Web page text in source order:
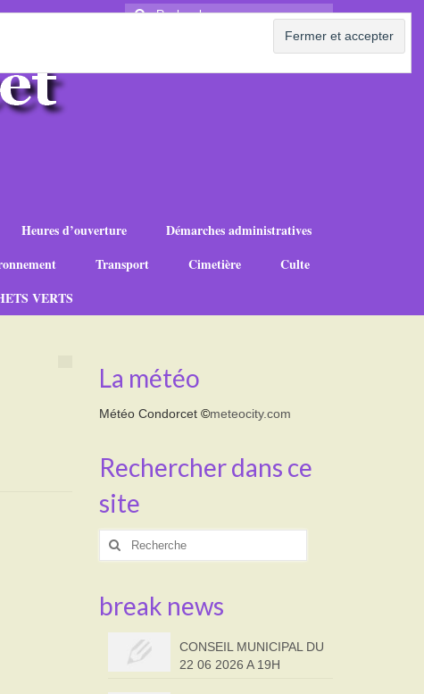
Rechercher
Heures d’ouverture
Démarches administratives
Transport Cimetière
Culte
VERTS
La météo
Météo Condorcet©meteocity.com
Rechercher dans ce
site
Rechercher
break news
CONSEIL MUNICIPAL DU
22 06 2026 A 19H